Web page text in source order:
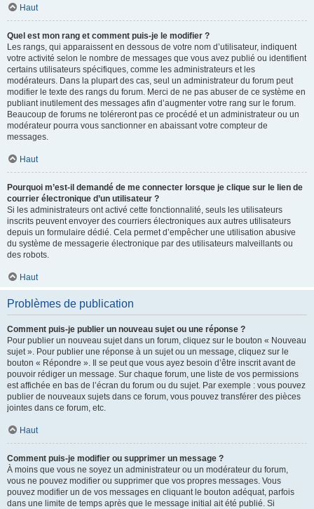
Haut
Quel est mon rang et comment puis-je le modifier ?
Les rangs, qui apparaissent en dessous de votre nom d’utilisateur, indiquent
votre activité selon le nombre de messages que vous avez publié ou identifient
certains utilisateurs spécifiques, comme les administrateurs et les
modérateurs. Dans la plupart des cas, seul un administrateur du forum peut
modifier le texte des rangs du forum. Merci de ne pas abuser de ce système en
publiant inutilement des messages afin d’augmenter votre rang sur le forum.
Beaucoup de forums ne toléreront pas ce procédé et un administrateur ou un
modérateur pourra vous sanctionner en abaissant votre compteur de
messages.
Haut
Pourquoi m’est-il demandé de me connecter lorsque je clique sur le lien de
courrier électronique d’un utilisateur ?
Si les administrateurs ont activé cette fonctionnalité, seuls les utilisateurs
inscrits peuvent envoyer des courriers électroniques aux autres utilisateurs
depuis un formulaire dédié. Cela permet d’empêcher une utilisation abusive
du système de messagerie électronique par des utilisateurs malveillants ou
des robots.
Haut
Problèmes de publication
Comment puis-je publier un nouveau sujet ou une réponse ?
Pour publier un nouveau sujet dans un forum, cliquez sur le bouton « Nouveau
sujet ». Pour publier une réponse à un sujet ou un message, cliquez sur le
bouton « Répondre ». Il se peut que vous ayez besoin d’être inscrit avant de
pouvoir rédiger un message. Sur chaque forum, une liste de vos permissions
est affichée en bas de l’écran du forum ou du sujet. Par exemple : vous pouvez
publier de nouveaux sujets dans ce forum, vous pouvez transférer des pièces
jointes dans ce forum, etc.
Haut
Comment puis-je modifier ou supprimer un message ?
À moins que vous ne soyez un administrateur ou un modérateur du forum,
vous ne pouvez modifier ou supprimer que vos propres messages. Vous
pouvez modifier un de vos messages en cliquant le bouton adéquat, parfois
dans une limite de temps après que le message initial ait été publié. Si